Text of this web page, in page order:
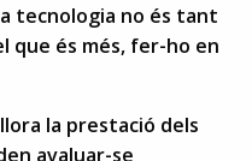
tecnologia no és tant
que és més, fer-ho en
la prestació dels
avaluar-se